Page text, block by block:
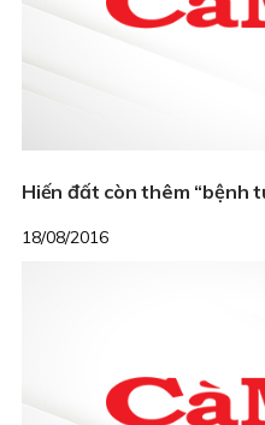
Hiến đất còn thêm “bệnh
18/08/2016